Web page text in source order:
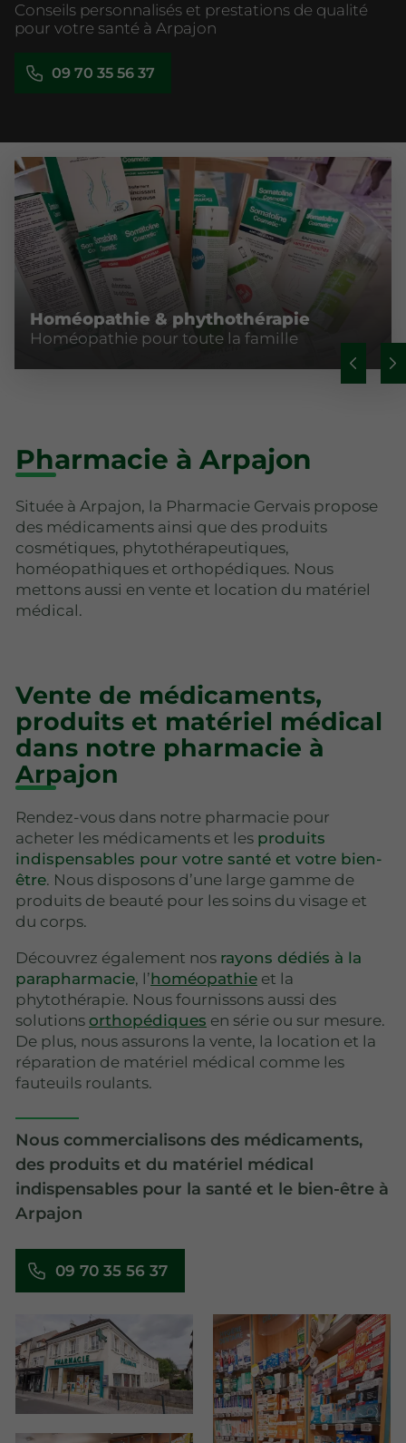
Conseils personnalisés et prestations de qualité
pour votre santé à Arpajon
09 70 35 56 37
Homéopathie & phythothérapie
Homéopathie pour toute la famille
Pharmacie à Arpajon
Située à Arpajon, la Pharmacie Gervais propose
des médicaments ainsi que des produits
cosmétiques, phytothérapeutiques,
homéopathiques et orthopédiques. Nous
mettons aussi en vente et location du matériel
médical.
Vente de médicaments,
produits et matériel médical
dans notre pharmacie à
Arpajon
Rendez-vous dans notre pharmacie pour
acheter les médicaments et les produits
indispensables pour votre santé et votre bien-
être. Nous disposons d’une large gamme de
produits de beauté pour les soins du visage et
du corps.
Découvrez également nos rayons dédiés à la
parapharmacie, l’homéopathie et la
phytothérapie. Nous fournissons aussi des
solutions orthopédiques en série ou sur mesure.
De plus, nous assurons la vente, la location et la
réparation de matériel médical comme les
fauteuils roulants.
Nous commercialisons des médicaments,
des produits et du matériel médical
indispensables pour la santé et le bien-être à
Arpajon
09 70 35 56 37